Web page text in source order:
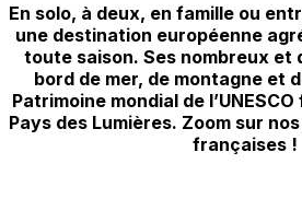
En solo, à deux, en famille ou
une destination européenne
toute saison. Ses nombreux et
bord de mer, de montagne et
Patrimoine mondial de
Pays des Lumières. Zoom sur
françaises !